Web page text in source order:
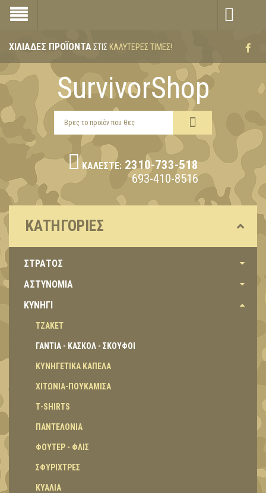
ΧΙΛΙΆΔΕΣ ΠΡΟΪΌΝΤΑΣΤΙΣ ΚΑΛΎΤΕΡΕΣ ΤΙΜΈΣ!
SurvivorShop
ΚΑΛΈΣΤΕ: 2310-733-518
693-410-8516
ΚΑΤΗΓΟΡΊΕΣ
ΣΤΡΑΤΟΣ
ΑΣΤΥΝΟΜΙΑ
ΚΥΝΗΓΙ
ΤΖΑΚΕΤ
ΓΑΝΤΙΑ - ΚΑΣΚΟΛ - ΣΚΟΥΦΟΙ
ΚΥΝΗΓΕΤΙΚΑ ΚΑΠΕΛΑ
ΧΙΤΩΝΙΑ-ΠΟΥΚΑΜΙΣΑ
Τ-SHIRTS
ΠΑΝΤΕΛΟΝΙΑ
ΦΟΥΤΕΡ - ΦΛΙΣ
ΣΦΥΡΙΧΤΡΕΣ
ΚΥΑΛΙΑ